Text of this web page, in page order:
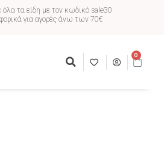
τα είδη με τον κωδικό sale30
για αγορές άνω των 70€
0